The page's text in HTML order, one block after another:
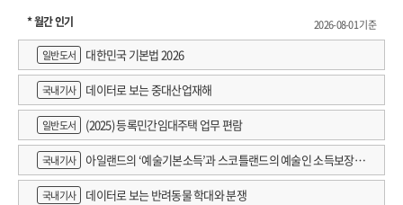
* 월간 인기
2026-08-01 기준
일반도서
대한민국 기본법 2026
국내기사 데이터로 보는 중대산업재해
일반도서 (2025) 등록민간임대주택 업무 편람
국내기사
아일랜드의 ‘예술기본소득’과 스코틀랜드의 예술인 소득보장정
책 논의
국내기사 데이터로 보는 반려동물 학대와 분쟁